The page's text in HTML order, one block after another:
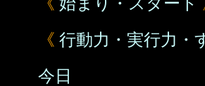
《 行動力・実行力・
今日